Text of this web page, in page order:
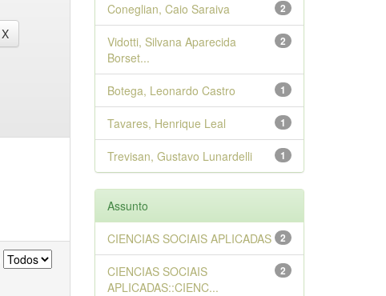
2
Coneglian, Caio Saraiva
2
Vidotti, Silvana Aparecida
Borset...
1
Botega, Leonardo Castro
1
Tavares, Henrique Leal
1
Trevisan, Gustavo Lunardelli
Assunto
2
CIENCIAS SOCIAIS APLICADAS
2
CIENCIAS SOCIAIS
APLICADAS::CIENC...